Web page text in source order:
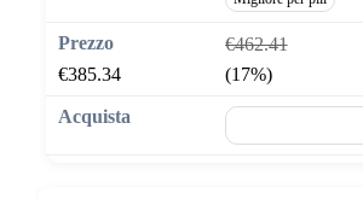
€462.41
€385.34
(17%)